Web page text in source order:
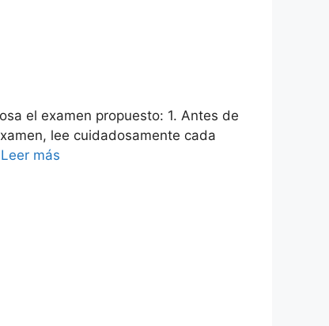
el examen propuesto: 1. Antes de
lee cuidadosamente cada
Leer más